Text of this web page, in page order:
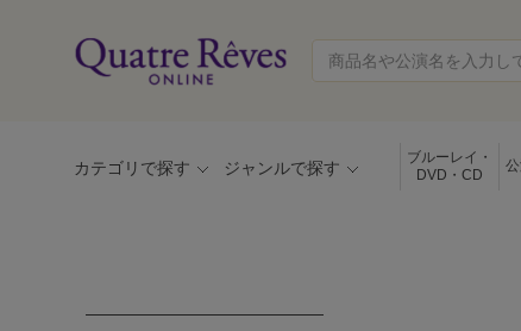
カテゴリで探す ジャンルで探す
ブルーレイ・
DVD・CD